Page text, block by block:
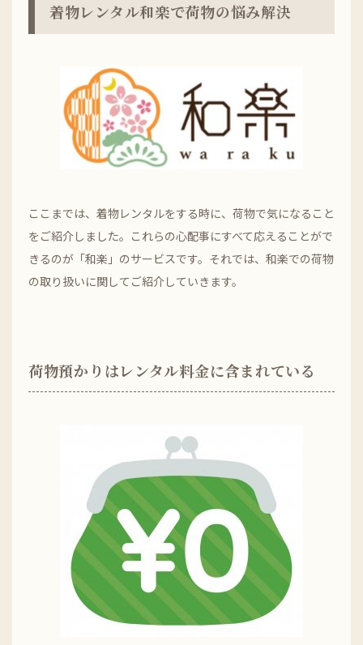
着物レンタル和楽で荷物の悩み解決
ここまでは、着物レンタルをする時に、荷物で気になること
をご紹介しました。これらの心配事にすべて応えることがで
きるのが「和楽」のサービスです。それでは、和楽での荷物
の取り扱いに関してご紹介していきます。
荷物預かりはレンタル料金に含まれている